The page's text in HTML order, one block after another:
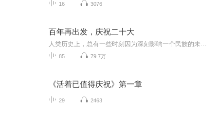
16 3076
百年再出发，庆祝二十大
85 79.7万
《活着已值得庆祝》第一章
29 2463